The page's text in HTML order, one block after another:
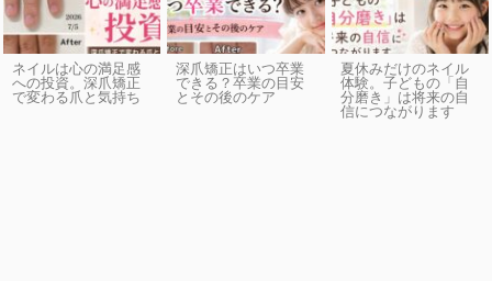
ネイルは心の満足感
への投資。深爪矯正
で変わる爪と気持ち
深爪矯正はいつ卒業
できる？卒業の目安
とその後のケア
夏休みだけのネイル
体験。子どもの「自
分磨き」は将来の自
信につながります